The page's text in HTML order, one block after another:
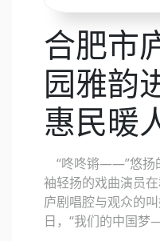
合肥市
园雅韵
惠民暖
“咚咚锵——”悠扬
袖轻扬的戏曲演员
庐剧唱腔与观众的
日，“我们的中国